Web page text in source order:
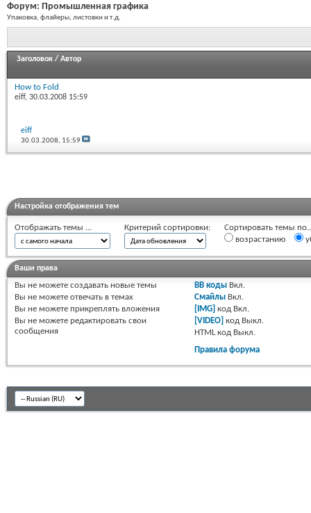
Форум: Промышленная графика
Упаковка, флайеры, листовки и т.д.
Заголовок / Автор
How to Fold
eiff, 30.03.2008 15:59
eiff
30.03.2008, 15:59
Настройка отображения тем
Отображать темы ... Критерий сортировки:
Сортировать темы
возрастанию
Ваши права
Вы не можете создавать новые темы
Вы не можете отвечать в темах
Вы не можете прикреплять вложения
Вы не можете редактировать свои
сообщения
BB коды Вкл.
Смайлы Вкл.
[IMG] код Вкл.
[VIDEO] код Выкл.
HTML код Выкл.
Правила форума